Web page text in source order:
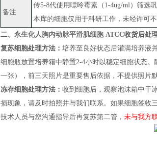
备注
传5-8代使用嘌呤霉素（1-4ug/ml）筛选
本库的细胞仅用于科研工作，未经许可
二、 永生化人胸内动脉平滑肌细胞 ATCC收货后处
复苏细胞处理方法： 培养至良好状态后灌满培养液
细胞瓶放置培养箱中静置2-4小时以稳定细胞状态。
一张）
， 前三天照片是重要售后依据，不提供照片
冻存细胞处理方法： 收到细胞后，观察泡沫箱中干
损现象，请及时拍照并与我们联系。如果细胞签收
技术人员与您沟通指导后再复苏第二管， 未与我方